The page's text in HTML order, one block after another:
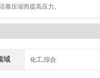
塞压缩而提高压力。
域 化工,综合